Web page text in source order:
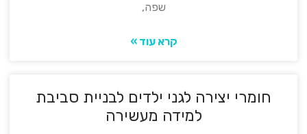
שפה,
קרא עוד »
חומרי יצירה לגני ילדים לבניית סביבת
למידה מעשירה